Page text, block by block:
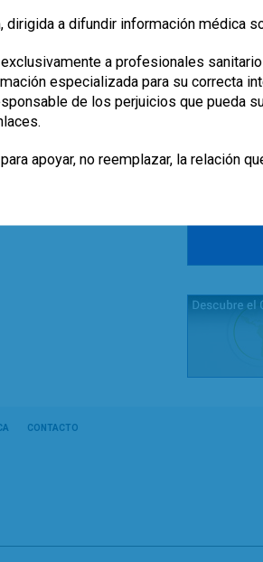
El top
CONTACTO
a difundir información médica
a profesionales
especializada para su correcta
de los perjuicios que pueda
apoyar, no reemplazar, la relación